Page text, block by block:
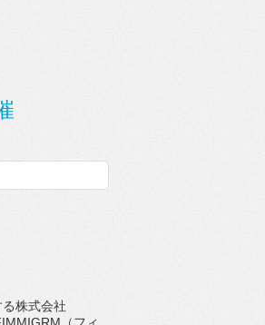
株式会社